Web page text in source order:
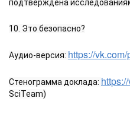
подтверждена
10. Это безопасно?
Аудио-версия: https://
Стенограмма доклада:
SciTeam)